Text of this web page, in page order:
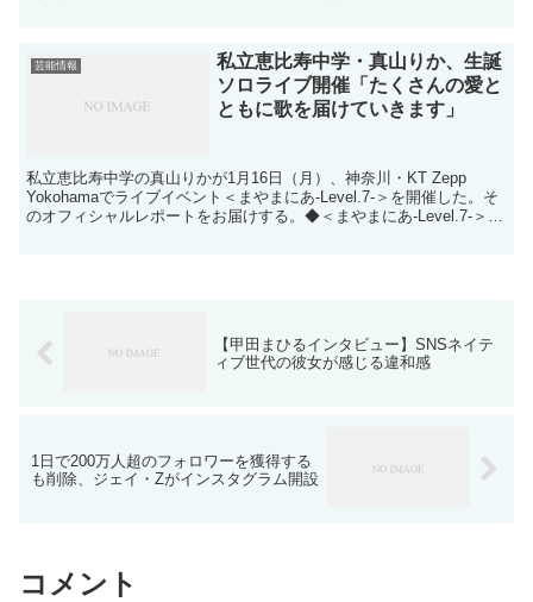
芸能情報
私立恵比寿中学・真山りか、生誕
ソロライブ開催「たくさんの愛と
ともに歌を届けていきます」
私立恵比寿中学の真山りかが1月16日（月）、神奈川・KT Zepp
Yokohamaでライブイベント＜まやまにあ-Level.7-＞を開催した。そ
のオフィシャルレポートをお届けする。◆＜まやまにあ-Level.7-＞画
【甲田まひるインタビュー】SNSネイテ
ィブ世代の彼女が感じる違和感
1日で200万人超のフォロワーを獲得する
も削除、ジェイ・Zがインスタグラム開設
コメント